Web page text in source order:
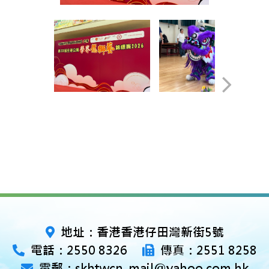
地址：香港香港仔田灣新街5號
電話：2550 8326
傳真：2551 8258